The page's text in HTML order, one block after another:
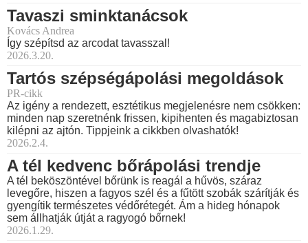
Tavaszi sminktanácsok
Kovács Andrea
Így szépítsd az arcodat tavasszal!
2026.3.20.
Tartós szépségápolási megoldások
PR-cikk
Az igény a rendezett, esztétikus megjelenésre nem csökken:
minden nap szeretnénk frissen, kipihenten és magabiztosan
kilépni az ajtón. Tippjeink a cikkben olvashatók!
2026.2.4.
A tél kedvenc bőrápolási trendje
A tél beköszöntével bőrünk is reagál a hűvös, száraz
levegőre, hiszen a fagyos szél és a fűtött szobák szárítják és
gyengítik természetes védőrétegét. Ám a hideg hónapok
sem állhatják útját a ragyogó bőrnek!
2026.1.29.